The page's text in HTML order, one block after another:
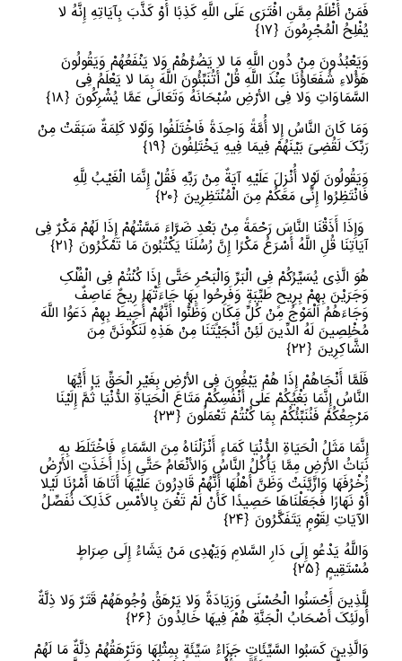
فَمَنْ أَظْلَمُ مِمَّنِ افْتَرَى عَلَى اللَّهِ کَذِبًا أَوْ کَذَّبَ بِآیَاتِهِ إِنَّهُ لا
یُفْلِحُ الْمُجْرِمُونَ ﴿١٧﴾
وَیَعْبُدُونَ مِنْ دُونِ اللَّهِ مَا لا یَضُرُّهُمْ وَلا یَنْفَعُهُمْ وَیَقُولُونَ
هَؤُلاءِ شُفَعَاؤُنَا عِنْدَ اللَّهِ قُلْ أَتُنَبِّئُونَ اللَّهَ بِمَا لا یَعْلَمُ فِی
السَّمَاوَاتِ وَلا فِی الأرْضِ سُبْحَانَهُ وَتَعَالَى عَمَّا یُشْرِکُونَ ﴿١٨﴾
وَمَا کَانَ النَّاسُ إِلا أُمَّةً وَاحِدَةً فَاخْتَلَفُوا وَلَوْلا کَلِمَةٌ سَبَقَتْ مِنْ
رَبِّکَ لَقُضِیَ بَیْنَهُمْ فِیمَا فِیهِ یَخْتَلِفُونَ ﴿١٩﴾
وَیَقُولُونَ لَوْلا أُنْزِلَ عَلَیْهِ آیَةٌ مِنْ رَبِّهِ فَقُلْ إِنَّمَا الْغَیْبُ لِلَّهِ
فَانْتَظِرُوا إِنِّی مَعَکُمْ مِنَ الْمُنْتَظِرِینَ ﴿٢٠﴾
وَإِذَا أَذَقْنَا النَّاسَ رَحْمَةً مِنْ بَعْدِ ضَرَّاءَ مَسَّتْهُمْ إِذَا لَهُمْ مَکْرٌ فِی
آیَاتِنَا قُلِ اللَّهُ أَسْرَعُ مَکْرًا إِنَّ رُسُلَنَا یَکْتُبُونَ مَا تَمْکُرُونَ ﴿٢١﴾
هُوَ الَّذِی یُسَیِّرُکُمْ فِی الْبَرِّ وَالْبَحْرِ حَتَّى إِذَا کُنْتُمْ فِی الْفُلْکِ
وَجَرَیْنَ بِهِمْ بِرِیحٍ طَیِّبَةٍ وَفَرِحُوا بِهَا جَاءَتْهَا رِیحٌ عَاصِفٌ
وَجَاءَهُمُ الْمَوْجُ مِنْ کُلِّ مَکَانٍ وَظَنُّوا أَنَّهُمْ أُحِیطَ بِهِمْ دَعَوُا اللَّهَ
مُخْلِصِینَ لَهُ الدِّینَ لَئِنْ أَنْجَیْتَنَا مِنْ هَذِهِ لَنَکُونَنَّ مِنَ
الشَّاکِرِینَ ﴿٢٢﴾
فَلَمَّا أَنْجَاهُمْ إِذَا هُمْ یَبْغُونَ فِی الأرْضِ بِغَیْرِ الْحَقِّ یَا أَیُّهَا
النَّاسُ إِنَّمَا بَغْیُکُمْ عَلَى أَنْفُسِکُمْ مَتَاعَ الْحَیَاةِ الدُّنْیَا ثُمَّ إِلَیْنَا
مَرْجِعُکُمْ فَنُنَبِّئُکُمْ بِمَا کُنْتُمْ تَعْمَلُونَ ﴿٢٣﴾
إِنَّمَا مَثَلُ الْحَیَاةِ الدُّنْیَا کَمَاءٍ أَنْزَلْنَاهُ مِنَ السَّمَاءِ فَاخْتَلَطَ بِهِ
نَبَاتُ الأرْضِ مِمَّا یَأْکُلُ النَّاسُ وَالأنْعَامُ حَتَّى إِذَا أَخَذَتِ الأرْضُ
زُخْرُفَهَا وَازَّیَّنَتْ وَظَنَّ أَهْلُهَا أَنَّهُمْ قَادِرُونَ عَلَیْهَا أَتَاهَا أَمْرُنَا لَیْلا
أَوْ نَهَارًا فَجَعَلْنَاهَا حَصِیدًا کَأَنْ لَمْ تَغْنَ بِالأمْسِ کَذَلِکَ نُفَصِّلُ
الآیَاتِ لِقَوْمٍ یَتَفَکَّرُونَ ﴿٢٤﴾
وَاللَّهُ یَدْعُو إِلَى دَارِ السَّلامِ وَیَهْدِی مَنْ یَشَاءُ إِلَى صِرَاطٍ
مُسْتَقِیمٍ ﴿٢٥﴾
لِلَّذِینَ أَحْسَنُوا الْحُسْنَى وَزِیَادَةٌ وَلا یَرْهَقُ وُجُوهَهُمْ قَتَرٌ وَلا ذِلَّةٌ
أُولَئِکَ أَصْحَابُ الْجَنَّةِ هُمْ فِیهَا خَالِدُونَ ﴿٢٦﴾
وَالَّذِینَ کَسَبُوا السَّیِّئَاتِ جَزَاءُ سَیِّئَةٍ بِمِثْلِهَا وَتَرْهَقُهُمْ ذِلَّةٌ مَا لَهُمْ